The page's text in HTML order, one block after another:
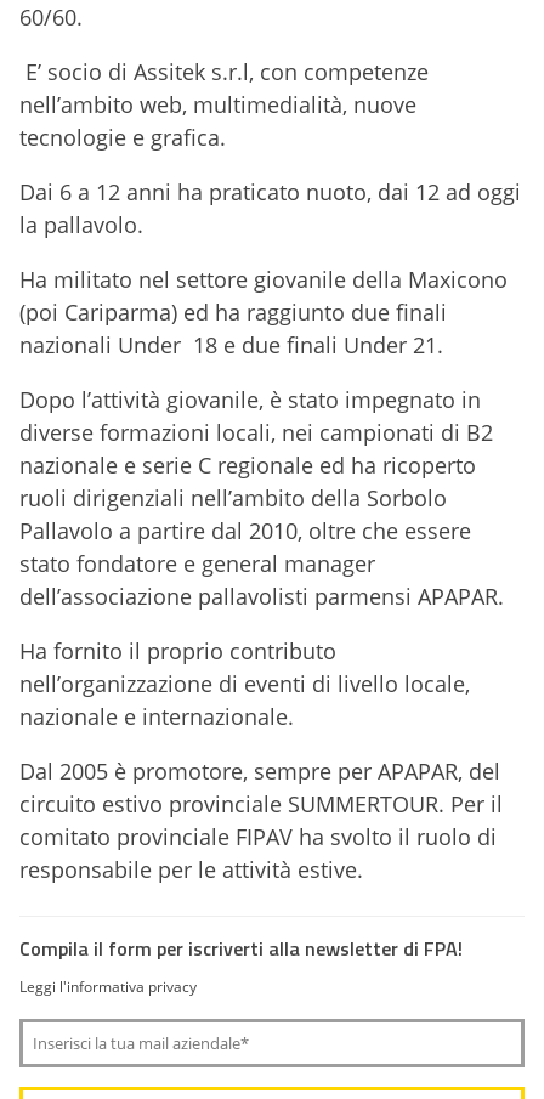
60/60.
E’ socio di Assitek s.r.l, con competenze
nell’ambito web, multimedialità, nuove
tecnologie e grafica.
Dai 6 a 12 anni ha praticato nuoto, dai 12 ad oggi
la pallavolo.
Ha militato nel settore giovanile della Maxicono
(poi Cariparma) ed ha raggiunto due finali
nazionali Under 18 e due finali Under 21.
Dopo l’attività giovanile, è stato impegnato in
diverse formazioni locali, nei campionati di B2
nazionale e serie C regionale ed ha ricoperto
ruoli dirigenziali nell’ambito della Sorbolo
Pallavolo a partire dal 2010, oltre che essere
stato fondatore e general manager
dell’associazione pallavolisti parmensi APAPAR.
Ha fornito il proprio contributo
nell’organizzazione di eventi di livello locale,
nazionale e internazionale.
Dal 2005 è promotore, sempre per APAPAR, del
circuito estivo provinciale SUMMERTOUR. Per il
comitato provinciale FIPAV ha svolto il ruolo di
responsabile per le attività estive.
Compila il form per iscriverti alla newsletter di FPA!
Leggi l'informativa privacy